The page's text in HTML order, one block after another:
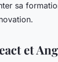
sa
et